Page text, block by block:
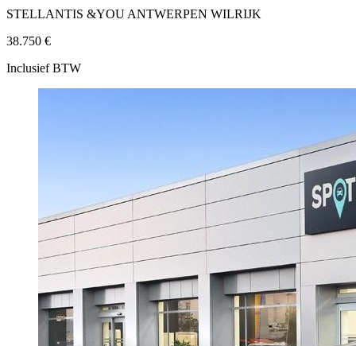
STELLANTIS &YOU ANTWERPEN WILRIJK
38.750 €
Inclusief BTW